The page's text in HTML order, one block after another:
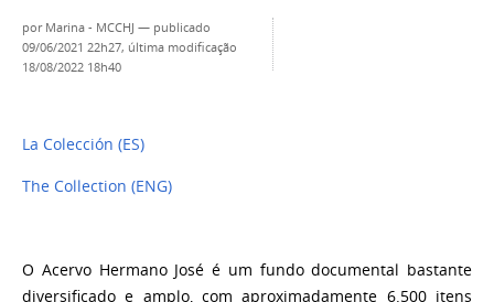
por Marina - MCCHJ — publicado
09/06/2021 22h27, última modificação
18/08/2022 18h40
La Colección (ES)
The Collection (ENG)
O Acervo Hermano José é um fundo documental bastante
diversificado e amplo, com aproximadamente 6.500 itens